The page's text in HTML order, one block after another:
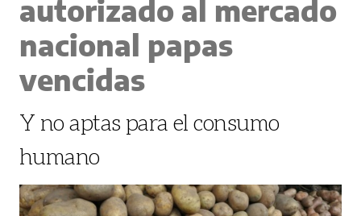
autorizado al mercado
nacional papas
vencidas
Y no aptas para el consumo
humano